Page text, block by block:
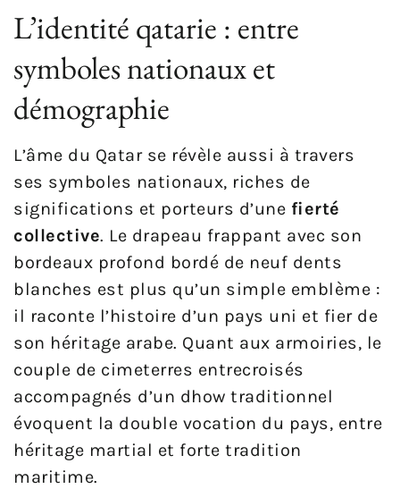
L’identité qatarie : entre
symboles nationaux et
démographie
L’âme du Qatar se révèle aussi à travers
ses symboles nationaux, riches de
significations et porteurs d’une fierté
collective. Le drapeau frappant avec son
bordeaux profond bordé de neuf dents
blanches est plus qu’un simple emblème :
il raconte l’histoire d’un pays uni et fier de
son héritage arabe. Quant aux armoiries, le
couple de cimeterres entrecroisés
accompagnés d’un dhow traditionnel
évoquent la double vocation du pays, entre
héritage martial et forte tradition
maritime.